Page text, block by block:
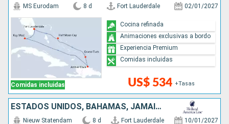
Comidas incluidas
MS Eurodam 8 d Fort Lauderdale 02/01/2027
US$ 534 +Tasas
Cocina refinada
Animaciones exclusivas a bordo
Experiencia Premium
Comidas incluidas
ESTADOS UNIDOS, BAHAMAS, JAMAICA, ISLAS CAIMÁN, MÉXICO
Nieuw Statendam 8 d Fort Lauderdale 10/01/2027